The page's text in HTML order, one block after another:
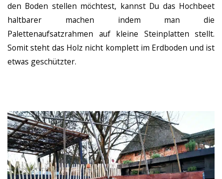
den Boden stellen möchtest, kannst Du das Hochbeet
haltbarer machen indem man die
Palettenaufsatzrahmen auf kleine Steinplatten stellt.
Somit steht das Holz nicht komplett im Erdboden und ist
etwas geschützter.